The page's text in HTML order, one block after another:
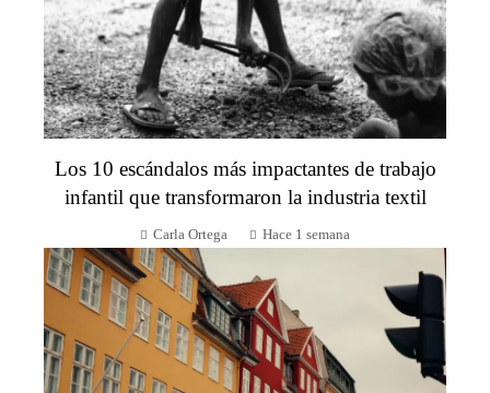
Los 10 escándalos más impactantes de trabajo
infantil que transformaron la industria textil
Carla Ortega Hace 1 semana